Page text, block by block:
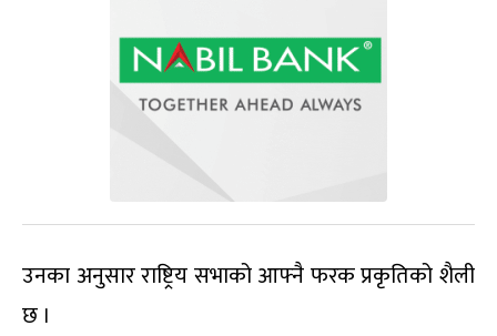
उनका अनुसार राष्ट्रिय सभाको आफ्नै फरक प्रकृतिको शैली
छ ।